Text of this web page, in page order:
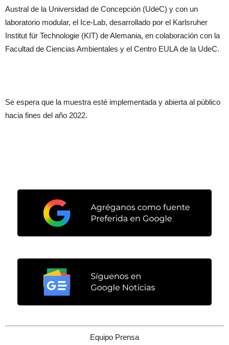
Austral de la Universidad de Concepción (UdeC) y con un
laboratorio modular, el Ice-Lab, desarrollado por el Karlsruher
Institut für Technologie (KIT) de Alemania, en colaboración con la
Facultad de Ciencias Ambientales y el Centro EULA de la UdeC.
Se espera que la muestra esté implementada y abierta al público
hacia fines del año 2022.
Equipo Prensa